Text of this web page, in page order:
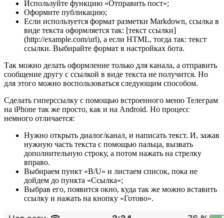
Используйте функцию «Отправить пост»;
Оформите публикацию;
Если используется формат разметки Markdown, ссылка в
виде текста оформляется так: [текст ссылки]
(http://example.com/url), а если HTML, тогда так: текст
ссылки. Выбирайте формат в настройках бота.
Так можно делать оформление только для канала, а отправить
сообщение другу с ссылкой в виде текста не получится. Но
для этого можно воспользоваться следующим способом.
Сделать гиперссылку с помощью встроенного меню Телеграм
на iPhone так же просто, как и на Android. Но процесс
немного отличается:
Нужно открыть диалог/канал, и написать текст. И, зажав
нужную часть текста с помощью пальца, вызвать
дополнительную строку, а потом нажать на стрелку
вправо.
Выбираем пункт «B/U» и листаем список, пока не
дойдем до пункта «Ссылка»;
Выбрав его, появится окно, куда так же можно вставить
ссылку и нажать на кнопку «Готово».